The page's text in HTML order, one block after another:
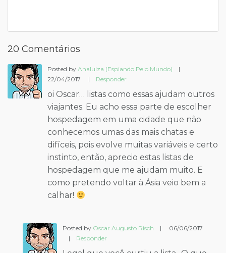
20 Comentários
Posted by Analuiza (Espiando Pelo Mundo)
|
22/04/2017
| Responder
oi Oscar… listas como essas ajudam outros
viajantes. Eu acho essa parte de escolher
hospedagem em uma cidade que não
conhecemos umas das mais chatas e
difíceis, pois evolve muitas variáveis e certo
instinto, então, aprecio estas listas de
hospedagem que me ajudam muito. E
como pretendo voltar à Ásia veio bem a
calhar!
Posted by Oscar Augusto Risch |
06/06/2017
|
Responder